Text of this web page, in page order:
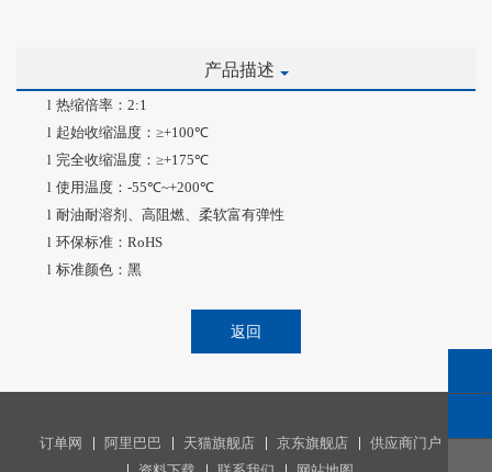
产品描述
l 热缩倍率： 2:1
l 起始收缩温度： ≥+100℃
l 完全收缩温度： ≥+175℃
l 使用温度： -55℃~+200℃
l 耐油耐溶剂、高阻燃、柔软富有弹性
l 环保标准： RoHS
l 标准颜色：黑
返回
订单网 阿里巴巴 天猫旗舰店 京东旗舰店
供应商门户